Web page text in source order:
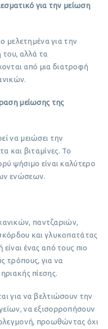
για την μείωση
μελετημένα για την
του, αλλά τα
από μια διατροφή
μείωσης της
να μειώσει την
και βιταμίνες. Το
ψήσιμο είναι καλύτερο
ενώσεων.
παντζαριών,
και γλυκοπατάτας
ένας από τους πιο
τρόπους, για να
πίεσης.
για να βελτιώσουν την
να εξισορροπήσουν
προωθώντας όχι